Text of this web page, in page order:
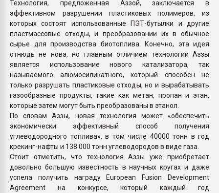
Технология, предложенная Аззой, заключается в
эффективном разрушении пластиковых полимеров, из
которых состоят использованные ПЭТ-бутылки и другие
пластмассовые отходы, и преобразовании их в обычное
сырье для производства биотоплива. Конечно, эта идея
отнюдь не нова, но главным отличием технологии Аззы
является использование нового катализатора, так
называемого алюмосиликатного, который способен не
только разрушать пластиковые отходы, но и вырабатывать
газообразные продукты, такие как метан, пропан и этан,
которые затем могут быть преобразованы в этанол.
По словам Аззы, новая технология может «обеспечить
экономически эффективный способ получения
углеводородного топлива», в том числе 40000 тонн в год
крекинг-нафты и 138 000 тонн углеводородов в виде газа.
Стоит отметить, что технология Аззы уже приобретает
довольно большую известность в научных кругах и даже
успела получить награду European Fusion Development
Agreement на конкурсе, который каждый год